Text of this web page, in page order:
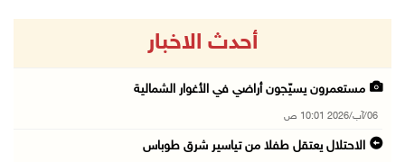
أحدث الاخبار
مستعمرون يسيّجون أراضي في الأغوار الشمالية
06/آب/2026 10:01 ص
الاحتلال يعتقل طفلا من تياسير شرق طوباس